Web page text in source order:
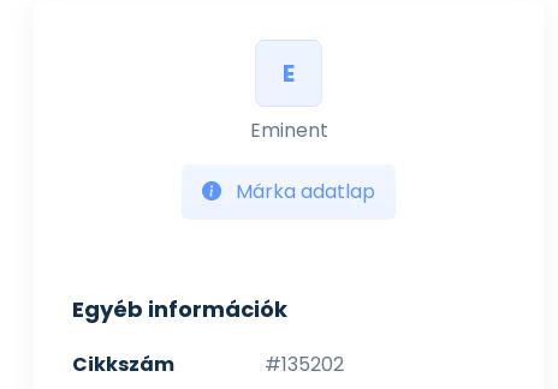
E
Eminent
Márka adatlap
Egyéb információk
Cikkszám
#135202